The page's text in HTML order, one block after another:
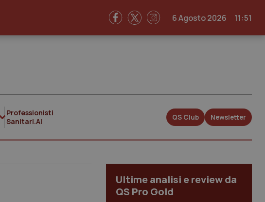
6 Agosto 2026 11:51
Professionisti
Sanitari.AI
QS Club Newsletter
Ultime analisi e review da
QS Pro Gold